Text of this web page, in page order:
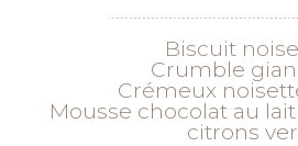
Biscuit
Crumble
Crémeux
Mousse chocolat au
citrons